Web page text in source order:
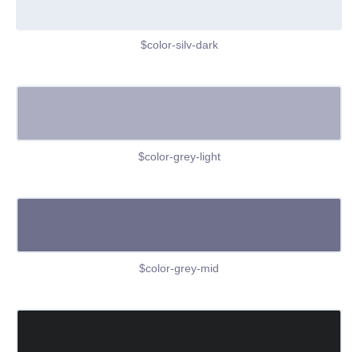
$color-silv-dark
$color-grey-light
$color-grey-mid